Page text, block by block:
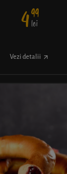
499
lei
Vezi detalii